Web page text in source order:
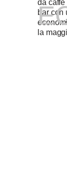
da caffè
bar con
la